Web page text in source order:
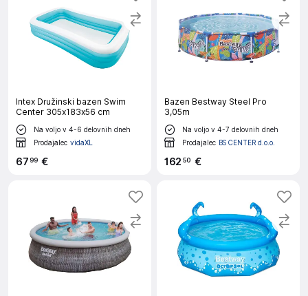
Intex Družinski bazen Swim
Center 305x183x56 cm
Na voljo v 4-6 delovnih dneh
Prodajalec vidaXL
6799 €
Bazen Bestway Steel Pro
3,05m
Na voljo v 4-7 delovnih dneh
Prodajalec BS CENTER d.o.o.
162 50 €